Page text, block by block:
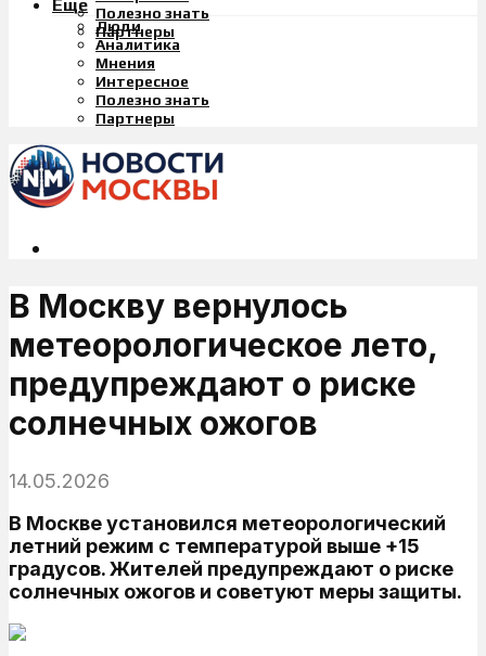
Полезно знать
Партнеры
Еще
Люди
Аналитика
Мнения
Интересное
Полезно знать
Партнеры
В Москву вернулось
метеорологическое лето,
предупреждают о риске
солнечных ожогов
14.05.2026
В Москве установился метеорологический
летний режим с температурой выше +15
градусов. Жителей предупреждают о риске
солнечных ожогов и советуют меры защиты.